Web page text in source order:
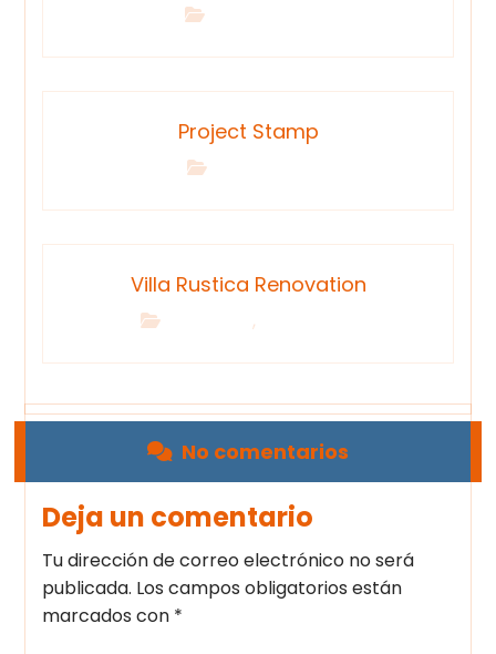
Project Stamp
Villa Rustica Renovation
,
No comentarios
Deja un comentario
Tu dirección de correo electrónico no será
publicada. Los campos obligatorios están
marcados con *